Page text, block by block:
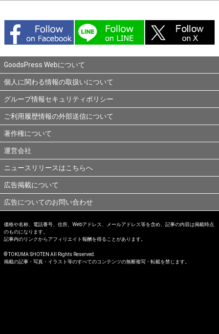
GoodsPress Webについて
個人に関わる情報の取扱いについて
グループ情報セキュリティポリシー
ご利用履歴情報の外部送信について
著作権について
運営会社
ニュースリリースはこちらへ
広告掲載について
広告についてのお問い合わせ
価格や名称、電話番号、住所、Webアドレス、メールアドレス等を含め、記事の内容は掲載時点
のものになります。
記事内のリンクからアフィリエイト報酬を得ることがあります。
© TOKUMA SHOTEN All Rights Reserved.
掲載の記事・写真・イラスト等のすべてのコンテンツの無断複写・転載を禁じます。